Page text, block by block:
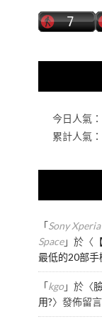
今日人氣：
累計人氣：
「Sony
Space」於〈
最低的20部手
「kgo」於〈
用?〉發佈留言